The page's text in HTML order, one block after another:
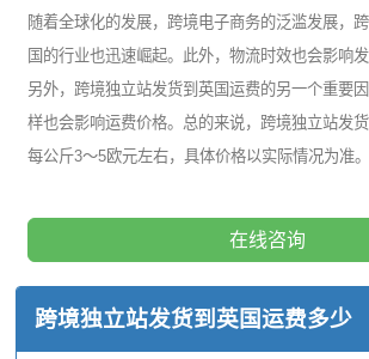
随着全球化的发展，跨境电子商务的泛滥发展，
国的行业也迅速崛起。此外，物流时效也会影响
另外，跨境独立站发货到英国运费的另一个重要
样也会影响运费价格。总的来说，跨境独立站发
每公斤3～5欧元左右，具体价格以实际情况为准。
在线咨询
跨境独立站发货到英国运费多少